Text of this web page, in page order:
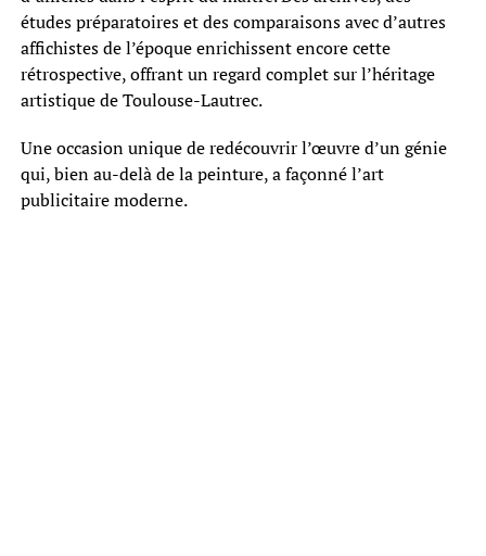
études préparatoires et des comparaisons avec d’autres
affichistes de l’époque enrichissent encore cette
rétrospective, offrant un regard complet sur l’héritage
artistique de Toulouse-Lautrec.
Une occasion unique de redécouvrir l’œuvre d’un génie
qui, bien au-delà de la peinture, a façonné l’art
publicitaire moderne.